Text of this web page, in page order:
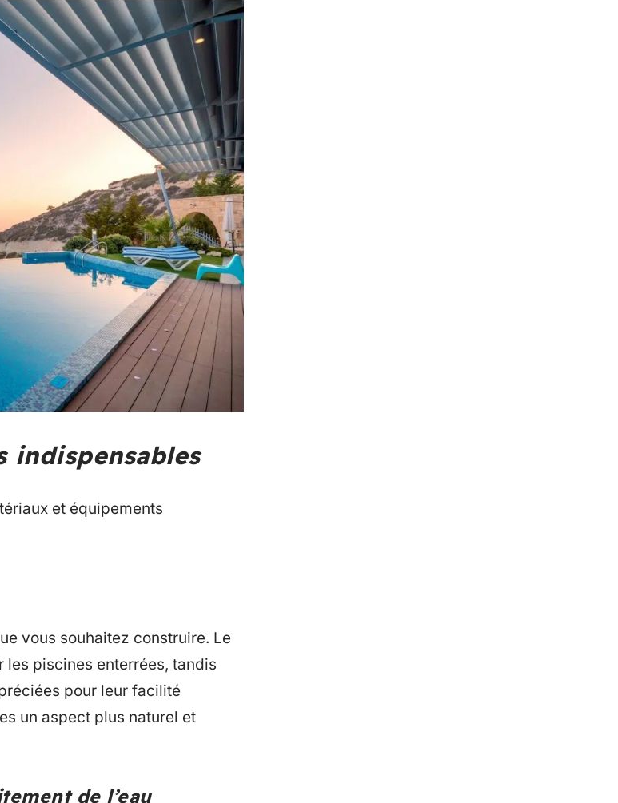
indispensables
et équipements
vous souhaitez construire. Le
les piscines enterrées, tandis
pour leur facilité
un aspect plus naturel et
de l’eau